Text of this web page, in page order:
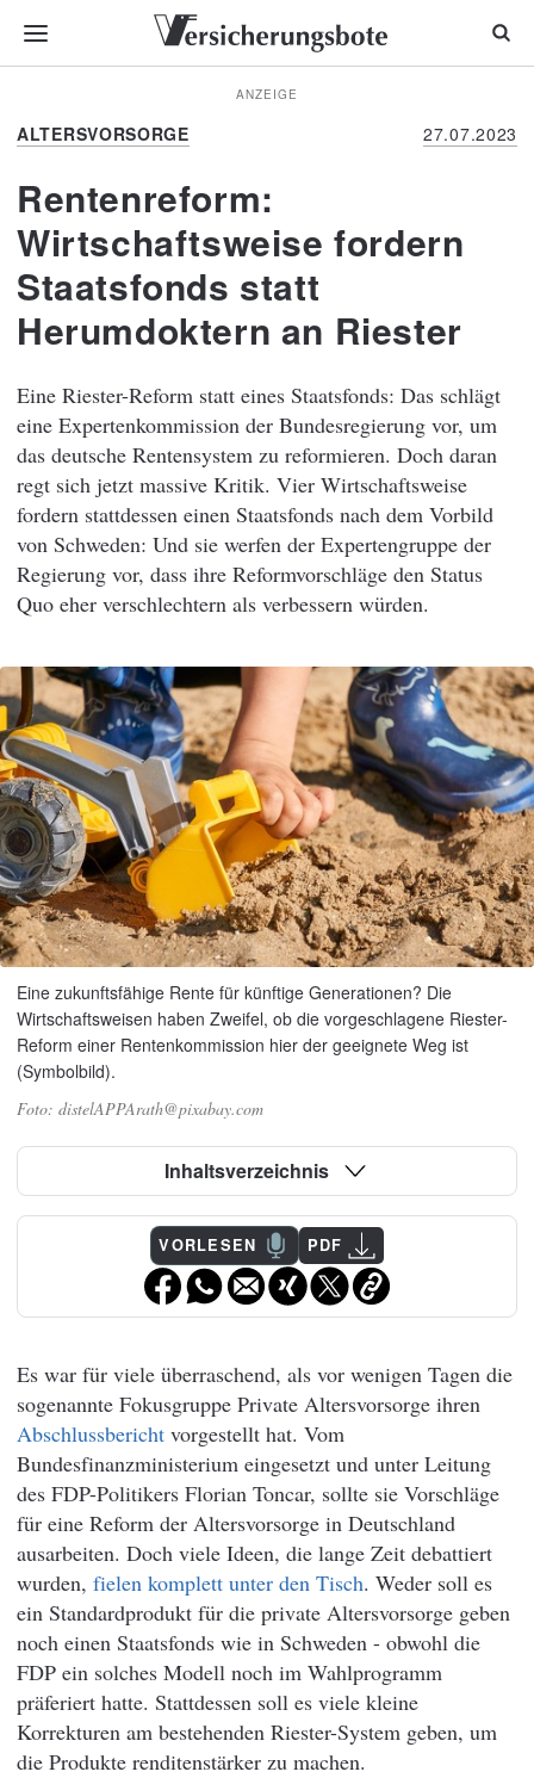
ANZEIGE
ALTERSVORSORGE 27.07.2023
Rentenreform:
Wirtschaftsweise fordern
Staatsfonds statt
Herumdoktern an Riester
Eine Riester-Reform statt eines Staatsfonds: Das schlägt
eine Expertenkommission der Bundesregierung vor, um
das deutsche Rentensystem zu reformieren. Doch daran
regt sich jetzt massive Kritik. Vier Wirtschaftsweise
fordern stattdessen einen Staatsfonds nach dem Vorbild
von Schweden: Und sie werfen der Expertengruppe der
Regierung vor, dass ihre Reformvorschläge den Status
Quo eher verschlechtern als verbessern würden.
Eine zukunftsfähige Rente für künftige Generationen? Die
Wirtschaftsweisen haben Zweifel, ob die vorgeschlagene Riester-
Reform einer Rentenkommission hier der geeignete Weg ist
(Symbolbild).
distelAPPArath@pixabay.com
Inhaltsverzeichnis
VORLESEN PDF
Es war für viele überraschend, als vor wenigen Tagen die
sogenannte Fokusgruppe Private Altersvorsorge ihren
Abschlussbericht vorgestellt hat. Vom
Bundesfinanzministerium eingesetzt und unter Leitung
des FDP-Politikers Florian Toncar, sollte sie Vorschläge
für eine Reform der Altersvorsorge in Deutschland
ausarbeiten. Doch viele Ideen, die lange Zeit debattiert
wurden, fielen komplett unter den Tisch. Weder soll es
ein Standardprodukt für die private Altersvorsorge geben
noch einen Staatsfonds wie in Schweden - obwohl die
FDP ein solches Modell noch im Wahlprogramm
präferiert hatte. Stattdessen soll es viele kleine
Korrekturen am bestehenden Riester-System geben, um
die Produkte renditenstärker zu machen.